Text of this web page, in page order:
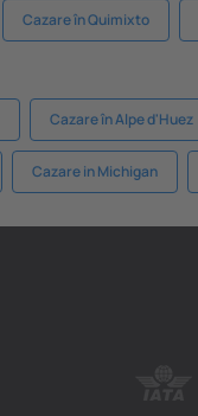
Cazare în Quimixto
Cazare în Alpe d'Huez
Cazare in Michigan